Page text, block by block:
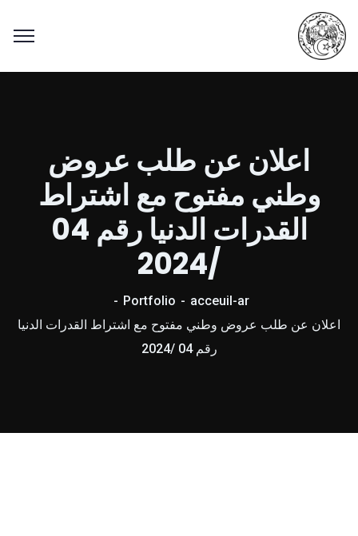
اعلان عن طلب عروض
وطني مفتوح مع اشتراط
القدرات الدنيا رقم 04
/2024
acceuil-ar
Portfolio
اعلان عن طلب عروض وطني مفتوح مع اشتراط القدرات الدنيا
رقم 04 /2024